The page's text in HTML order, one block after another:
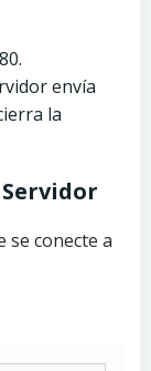
envía
la
se conecte a